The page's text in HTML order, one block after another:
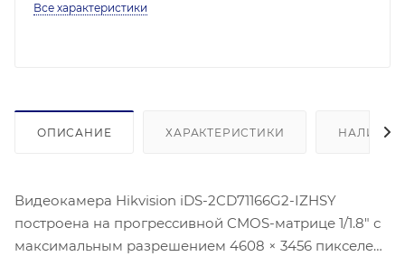
Все характеристики
ОПИСАНИЕ ХАРАКТЕРИСТИКИ НАЛИЧИЕ
Видеокамера Hikvision iDS-2CD71166G2-IZHSY
построена на прогрессивной CMOS-матрице 1/1.8" с
максимальным разрешением 4608 × 3456 пикселей.